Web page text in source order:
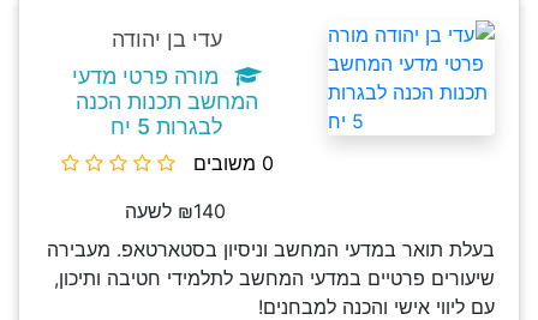
עדי בן יהודה
מורה פרטי מדעי
המחשב תכנות הכנה
לבגרות 5 יח
0 משובים
₪140 לשעה
בעלת תואר במדעי המחשב וניסיון בסטארטאפ. מעבירה
שיעורים פרטיים במדעי המחשב לתלמידי חטיבה ותיכון,
עם ליווי אישי והכנה למבחנים!